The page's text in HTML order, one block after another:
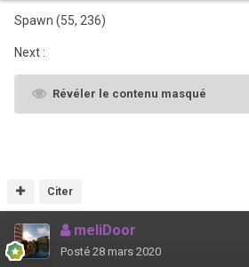
Spawn (55, 236)
Next :
Révéler le contenu masqué
Citer
meliDoor
Posté 28 mars 2020